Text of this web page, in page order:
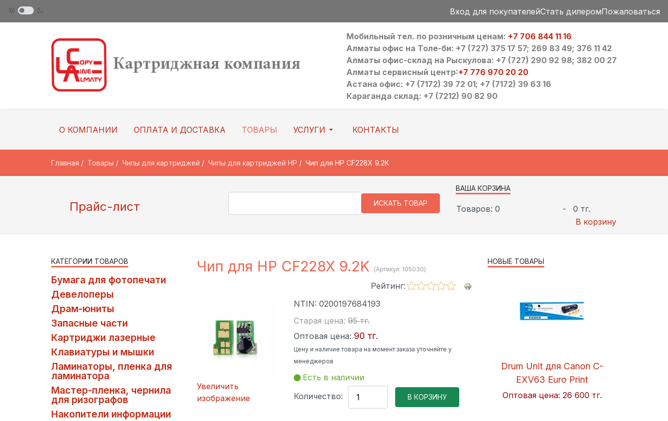
Вход для покупателейСтать дилеромПожаловаться
Мобильный тел. по розничным ценам: +7 706 844 11 16
Алматы офис на Толе-би: +7 (727) 375 17 57; 269 83 49; 376 11 42
Алматы офис-склад на Рыскулова: +7 (727) 290 92 98; 382 00 27
Алматы сервисный центр:+7 776 970 20 20
Астана офис: +7 (7172) 39 72 01; +7 (7172) 39 63 16
Караганда склад: +7 (7212) 90 82 90
О КОМПАНИИ ОПЛАТА И ДОСТАВКА ТОВАРЫ УСЛУГИ КОНТАКТЫ
Главная Товары Чипы для картриджей Чипы для картриджей HP Чип для HP CF228X 9.2K
Прайс-лист
ВАША КОРЗИНА
Товаров: 0 -
0 тг.
В корзину
Чип для HP CF228X 9.2K (Артикул: 105030)
Рейтинг:
Увеличить
изображение
NTIN: 0200197684193
Старая цена:95 тг.
Оптовая цена: 90 тг.
Цену и наличие товара на момент заказа уточняйте у
менеджеров
Есть в наличии
Количество:
КАТЕГОРИИ ТОВАРОВ
Бумага для фотопечати
Девелоперы
Драм-юниты
Запасные части
Картриджи лазерные
Клавиатуры и мышки
Ламинаторы, пленка для
ламинатора
Мастер-пленка, чернила
для ризографов
Накопители информации
НОВЫЕ ТОВАРЫ
Drum Unit для Canon C-
EXV63 Euro Print
Оптовая цена: 26 600 тг.